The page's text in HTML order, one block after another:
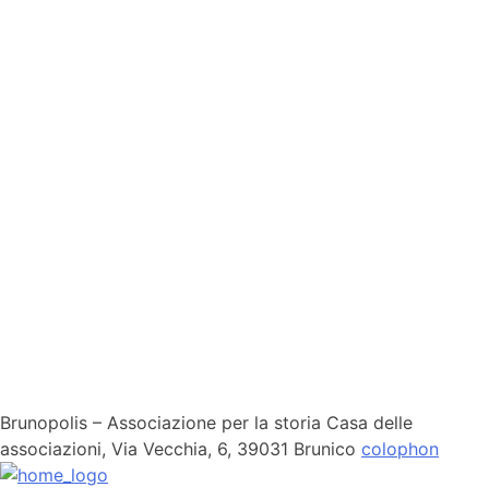
Brunopolis – Associazione per la storia Casa delle
associazioni, Via Vecchia, 6, 39031 Brunico colophon